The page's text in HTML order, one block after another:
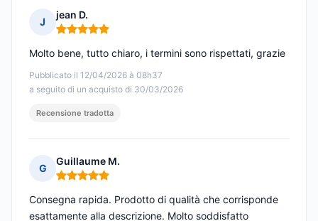
J
jean D.
Nota: 5 su 5
Pubblicato il 12/04/2026 à 08h37
a seguito di un acquisto di 30/03/2026
Molto bene, tutto chiaro, i termini sono rispettati, grazie
Recensione tradotta
G
Guillaume M.
Nota: 5 su 5
Consegna rapida. Prodotto di qualità che corrisponde
esattamente alla descrizione. Molto soddisfatto